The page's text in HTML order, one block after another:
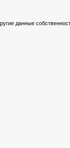
данные